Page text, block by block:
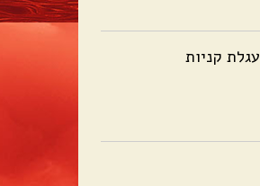
עגלת קניות